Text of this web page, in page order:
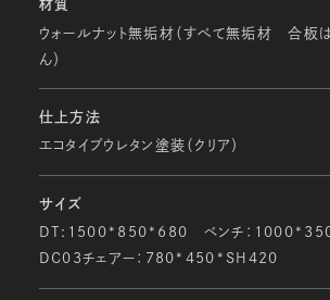
材質
ウォールナット無垢材（すべて無垢材 合板
ん）
仕上方法
エコタイプウレタン塗装（クリア）
サイズ
DT:1500*850*680 ベンチ：
DC03チェアー：780*450*SH420